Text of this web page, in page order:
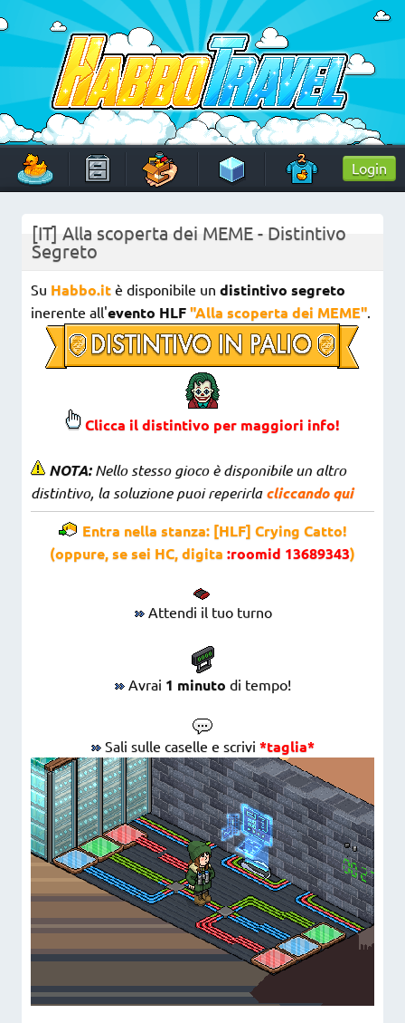
Skip
to
content
HabboTravel
Un viaggio di pixel!
Login
[IT] Alla scoperta dei MEME - Distintivo
Segreto
Su Habbo.it è disponibile un distintivo segreto
inerente all'evento HLF"Alla scoperta dei MEME".
Clicca il distintivo per maggiori info!
NOTA:Nello stesso gioco è disponibile un altro
distintivo, la soluzione puoi reperirlacliccando qui
Entra nella stanza: [HLF] Crying Catto!
(oppure, se sei HC, digita :roomid 13689343)
Attendi il tuo turno
Avrai 1 minuto di tempo!
Sali sulle caselle e scrivi *taglia*